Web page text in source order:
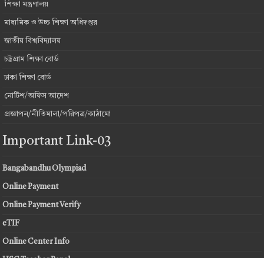
শিক্ষা মন্ত্রণালয়
মাধ্যমিক ও উচ্চ শিক্ষা অধিদপ্তর
জাতীয় বিশ্ববিদ্যালয়
চট্টগ্রাম শিক্ষা বোর্ড
ঢাকা শিক্ষা বোর্ড
নোটিশ/অফিস আদেশ
প্রজ্ঞাপন/নীতিমালা/পরিপত্র/কাঠামো
Important Link-03
Bangabandhu Olympiad
Online Payment
Online Payment Verify
eTIF
Online Center Info